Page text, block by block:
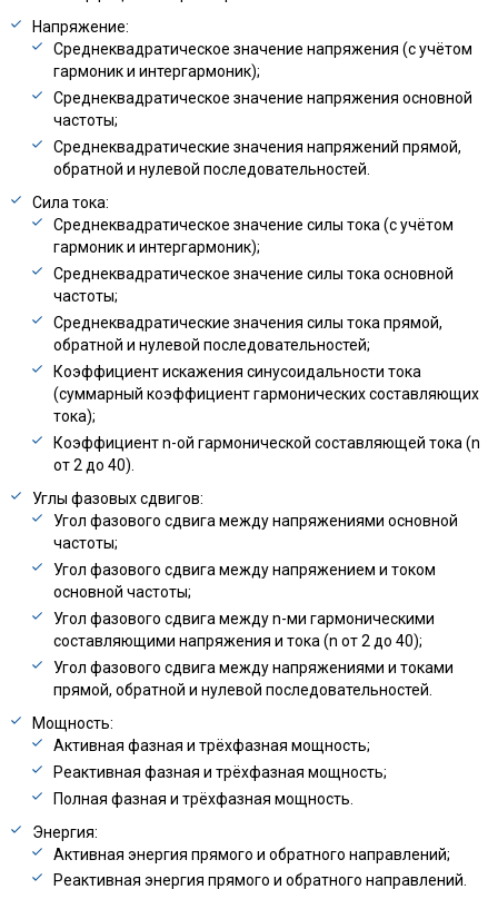
Напряжение:
Среднеквадратическое значение напряжения (с учётом
гармоник и интергармоник);
Среднеквадратическое значение напряжения основной
частоты;
Среднеквадратические значения напряжений прямой,
обратной и нулевой последовательностей.
Сила тока:
Среднеквадратическое значение силы тока (с учётом
гармоник и интергармоник);
Среднеквадратическое значение силы тока основной
частоты;
Среднеквадратические значения силы тока прямой,
обратной и нулевой последовательностей;
Коэффициент искажения синусоидальности тока
(суммарный коэффициент гармонических составляющих
тока);
Коэффициент n-ой гармонической составляющей тока (n
от 2 до 40).
Углы фазовых сдвигов:
Угол фазового сдвига между напряжениями основной
частоты;
Угол фазового сдвига между напряжением и током
основной частоты;
Угол фазового сдвига между n-ми гармоническими
составляющими напряжения и тока (n от 2 до 40);
Угол фазового сдвига между напряжениями и токами
прямой, обратной и нулевой последовательностей.
Мощность:
Активная фазная и трёхфазная мощность;
Реактивная фазная и трёхфазная мощность;
Полная фазная и трёхфазная мощность.
Энергия:
Активная энергия прямого и обратного направлений;
Реактивная энергия прямого и обратного направлений.